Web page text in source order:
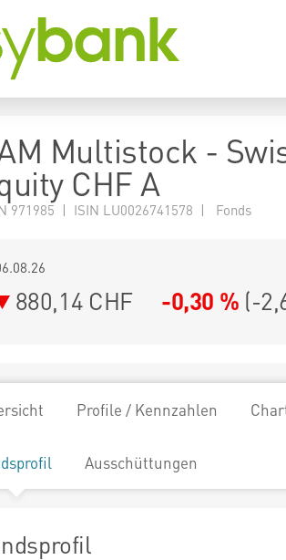
Multistock -
CHF A
971985 | ISIN LU0026741578 | Fonds
880,14 CHF -0,30 % (-
Profile / Kennzahlen
Ausschüttungen